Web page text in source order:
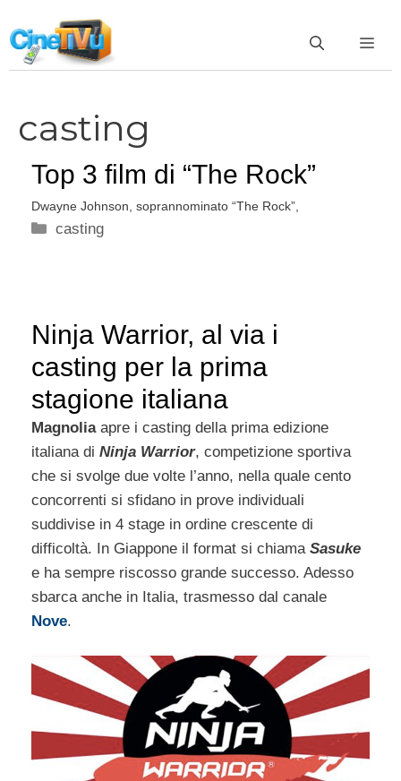
al
contenuto
casting
Top 3 film di “The Rock”
Dwayne Johnson, soprannominato “The Rock”,
Categorie
casting
Ninja Warrior, al via i
casting per la prima
stagione italiana
Magnoliaapre i casting della prima edizione
italiana di Ninja Warrior, competizione sportiva
che si svolge due volte l’anno, nella quale cento
concorrenti si sfidano in prove individuali
suddivise in 4 stage in ordine crescente di
difficoltà. In Giappone il format si chiama Sasuke
e ha sempre riscosso grande successo. Adesso
sbarca anche in Italia, trasmesso dal canale
Nove.